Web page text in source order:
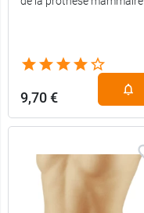
9,70 €